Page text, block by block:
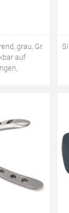
grau, Gr.
auf